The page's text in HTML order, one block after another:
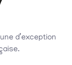
d’exception